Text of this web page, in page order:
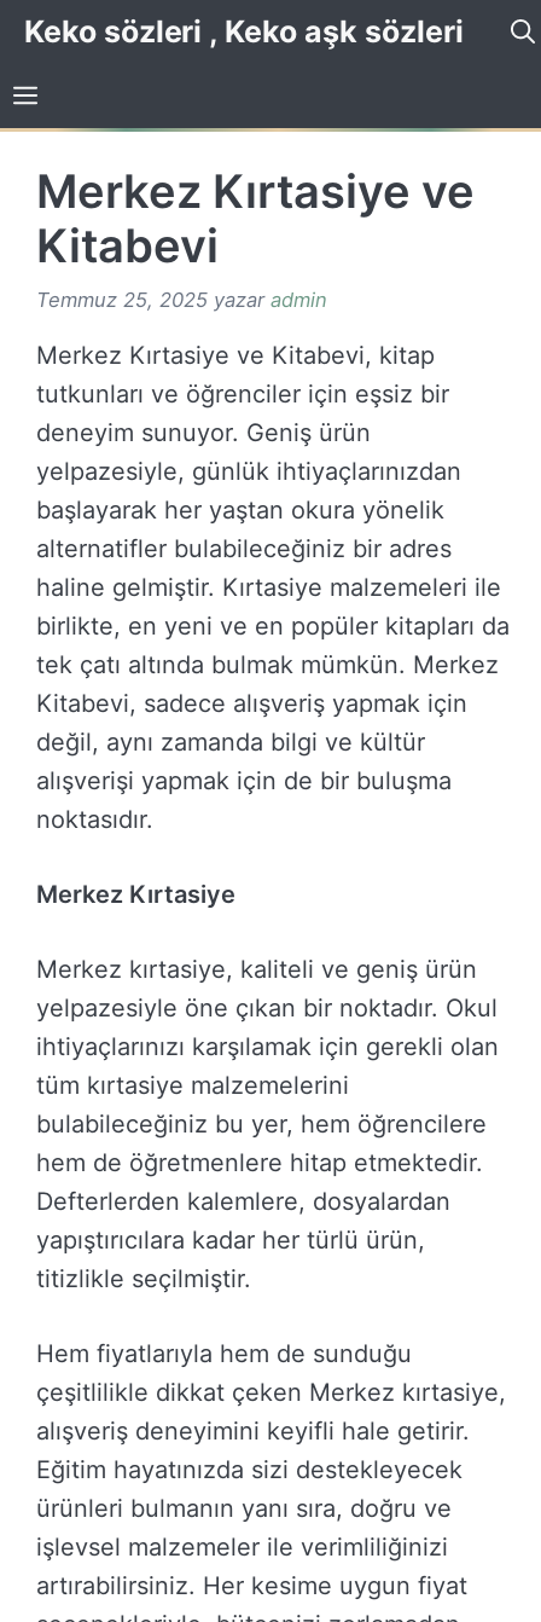
İçeriğe
Keko sözleri , Keko aşk sözleri
Merkez Kırtasiye ve
Kitabevi
Temmuz 25, 2025 yazar admin
Merkez Kırtasiye ve Kitabevi, kitap
tutkunları ve öğrenciler için eşsiz bir
deneyim sunuyor. Geniş ürün
yelpazesiyle, günlük ihtiyaçlarınızdan
başlayarak her yaştan okura yönelik
alternatifler bulabileceğiniz bir adres
haline gelmiştir. Kırtasiye malzemeleri ile
birlikte, en yeni ve en popüler kitapları da
tek çatı altında bulmak mümkün. Merkez
Kitabevi, sadece alışveriş yapmak için
değil, aynı zamanda bilgi ve kültür
alışverişi yapmak için de bir buluşma
noktasıdır.
Merkez Kırtasiye
Merkez kırtasiye, kaliteli ve geniş ürün
yelpazesiyle öne çıkan bir noktadır. Okul
ihtiyaçlarınızı karşılamak için gerekli olan
tüm kırtasiye malzemelerini
bulabileceğiniz bu yer, hem öğrencilere
hem de öğretmenlere hitap etmektedir.
Defterlerden kalemlere, dosyalardan
yapıştırıcılara kadar her türlü ürün,
titizlikle seçilmiştir.
Hem fiyatlarıyla hem de sunduğu
çeşitlilikle dikkat çeken Merkez kırtasiye,
alışveriş deneyimini keyifli hale getirir.
Eğitim hayatınızda sizi destekleyecek
ürünleri bulmanın yanı sıra, doğru ve
işlevsel malzemeler ile verimliliğinizi
artırabilirsiniz. Her kesime uygun fiyat